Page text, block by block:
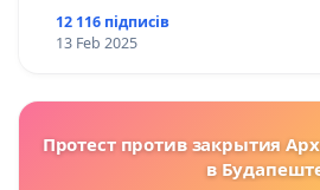
12 116 підписів
13 Feb 2025
Протест против закрытия
в